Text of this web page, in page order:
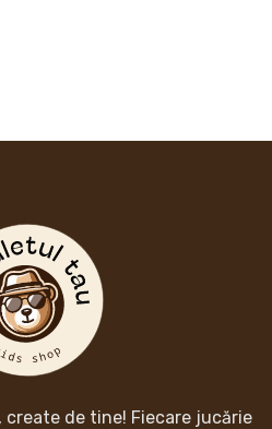
de tine! Fiecare jucărie